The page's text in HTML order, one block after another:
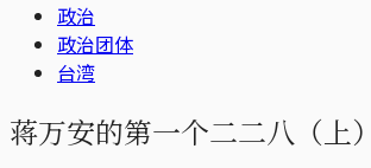
政治
政治团体
台湾
蒋万安的第一个二二八（上